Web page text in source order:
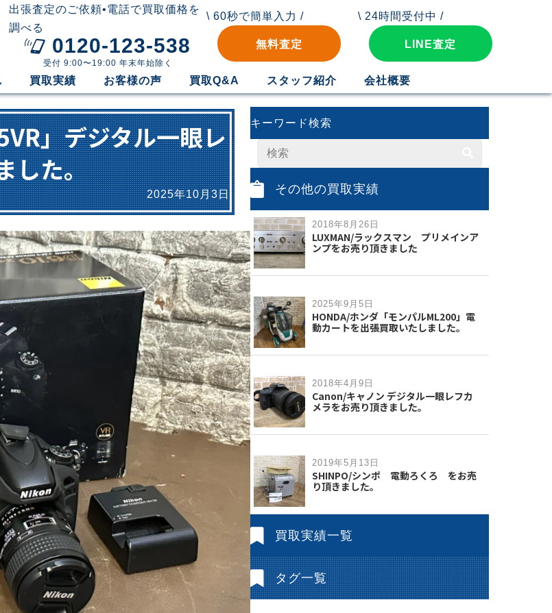
出張査定のご依頼•電話で買取価格を
調べる
0120-123-538
受付 9:00〜19:00 年末年始除く
\ 60秒で簡単入力 /
無料査定
\ 24時間受付中 /
LINE査定
買取実績 お客様の声 買取Q&A スタッフ紹介 会社概要
」デジタル一眼レ
した。
2025年10月3日
キーワード検索
その他の買取実績
2018年8月26日
LUXMAN/ラックスマン プリメインア
ンプをお売り頂きました
2025年9月5日
HONDA/ホンダ「モンパルML200」電
動カートを出張買取いたしました。
2018年4月9日
Canon/キャノン デジタル一眼レフカ
メラをお売り頂きました。
2019年5月13日
SHINPO/シンポ 電動ろくろ をお売
り頂きました。
買取実績一覧
タグ一覧